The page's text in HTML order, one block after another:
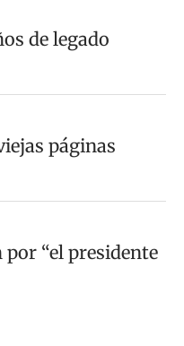
de legado
páginas
“el presidente